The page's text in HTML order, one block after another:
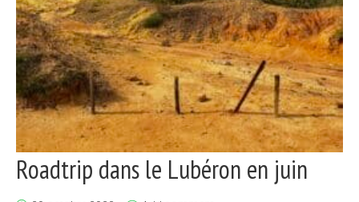
Roadtrip dans le Lubéron en juin